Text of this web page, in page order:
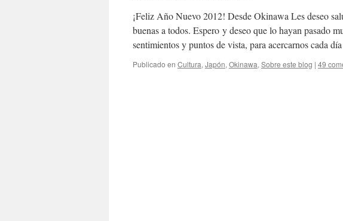
¡Feliz Año Nuevo 2012! Desde Okinawa Les deseo
buenas a todos. Espero y deseo que lo hayan pasado
sentimientos y puntos de vista, para acercarnos cada
Publicado en Cultura, Japón, Okinawa, Sobre este blog | 49